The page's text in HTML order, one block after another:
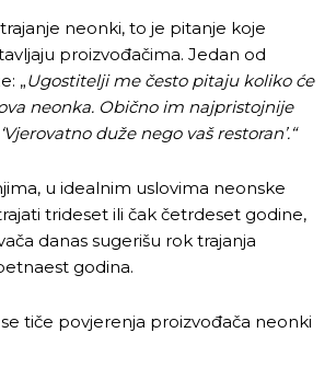
neonki, to je pitanje koje
proizvođačima. Jedan od
„Ugostitelji me često pitaju koliko će
neonka. Obično im najpristojnije
duže nego vaš restoran’.“
u idealnim uslovima neonske
trideset ili čak četrdeset godine,
danas sugerišu rok trajanja
godina.
tiče povjerenja proizvođača neonki